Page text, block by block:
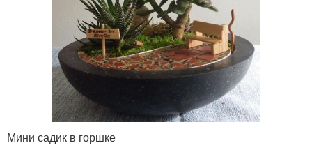
Мини садик в горшке